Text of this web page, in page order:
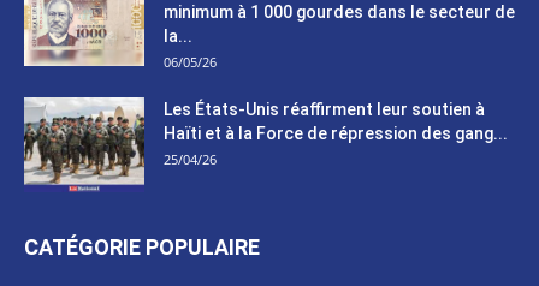
minimum à 1 000 gourdes dans le secteur de
la...
06/05/26
Les États-Unis réaffirment leur soutien à
Haïti et à la Force de répression des gang...
25/04/26
CATÉGORIE POPULAIRE